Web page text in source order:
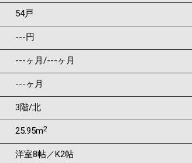
54戸
---円
---ヶ月/---ヶ月
---ヶ月
3階/北
25.95m2
洋室8帖／K2帖